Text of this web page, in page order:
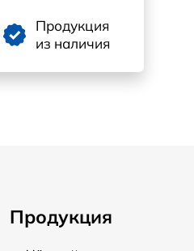
Продукция
из наличия
Продукция